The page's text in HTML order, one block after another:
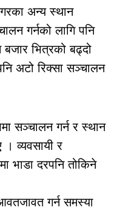
अन्य स्थान
गर्नको लागि पनि
भित्रको बढ्दो
अटो रिक्सा सञ्चालन
सञ्चालन गर्न र स्थान
। व्यवसायी र
भाडा दरपनि तोकिने
गर्न समस्या